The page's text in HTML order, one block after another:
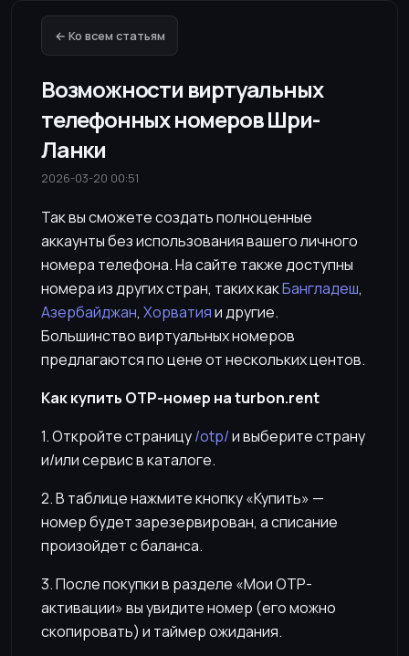
← Ко всем статьям
Возможности виртуальных
телефонных номеров Шри-
Ланки
2026-03-20 00:51
Так вы сможете создать полноценные
аккаунты без использования вашего личного
номера телефона. На сайте также доступны
номера из других стран, таких какБангладеш,
Азербайджан, Хорватияи другие.
Большинство виртуальных номеров
предлагаются по цене от нескольких центов.
Как купить OTP-номер на turbon.rent
1. Откройте страницу/otp/и выберите страну
и/или сервис в каталоге.
2. В таблице нажмите кнопку «Купить» —
номер будет зарезервирован, а списание
произойдет с баланса.
3. После покупки в разделе «Мои OTP-
активации» вы увидите номер (его можно
скопировать) и таймер ожидания.